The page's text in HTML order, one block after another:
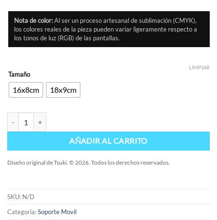
Nota de color:Al ser un proceso artesanal de sublimación (CMYK),
los colores reales de la pieza pueden variar ligeramente respecto a
los tonos de luz (RGB) de las pantallas.
Tamaño
16x8cm 18x9cm
LIMPIAR
AÑADIR AL CARRITO
Diseño original de Tsuki. © 2026. Todos los derechos reservados.
SKU: N/D
Categoría:Soporte Movil